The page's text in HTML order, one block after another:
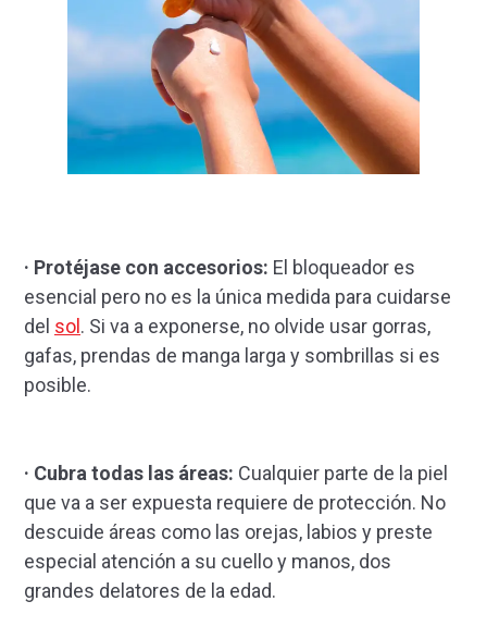
· Protéjase con accesorios: El bloqueador es
esencial pero no es la única medida para cuidarse
del sol. Si va a exponerse, no olvide usar gorras,
gafas, prendas de manga larga y sombrillas si es
posible.
· Cubra todas las áreas: Cualquier parte de la piel
que va a ser expuesta requiere de protección. No
descuide áreas como las orejas, labios y preste
especial atención a su cuello y manos, dos
grandes delatores de la edad.